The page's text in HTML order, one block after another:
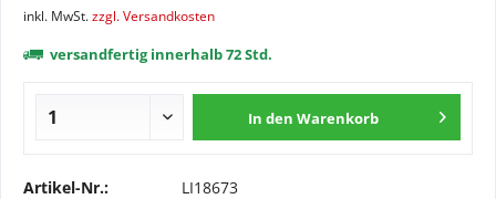
inkl. MwSt.zzgl. Versandkosten
versandfertig innerhalb 72 Std.
In den Warenkorb
Artikel-Nr.: LI18673